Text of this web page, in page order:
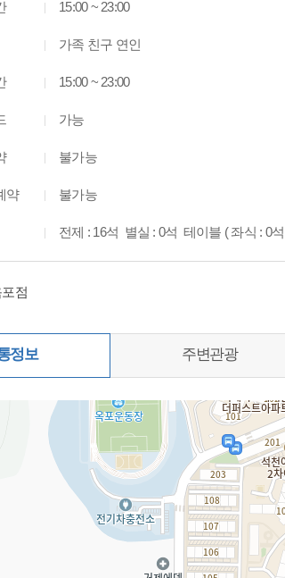
15:00 ~ 23:00
가족 친구 연인
15:00 ~ 23:00
가능
불가능
약 불가능
전제 : 16석 별실 : 0석 테이블 ( 좌식 : 0
점
정보 주변관광